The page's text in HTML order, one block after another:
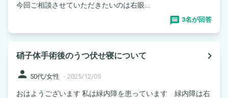
今回ご相談させていただきたいのは右眼...
3名が回答
硝子体手術後のうつ伏せ寝について
navigate_next
person 50代/女性 - 2025/12/05
おはようございます 私は緑内障を患っています 緑内障は右